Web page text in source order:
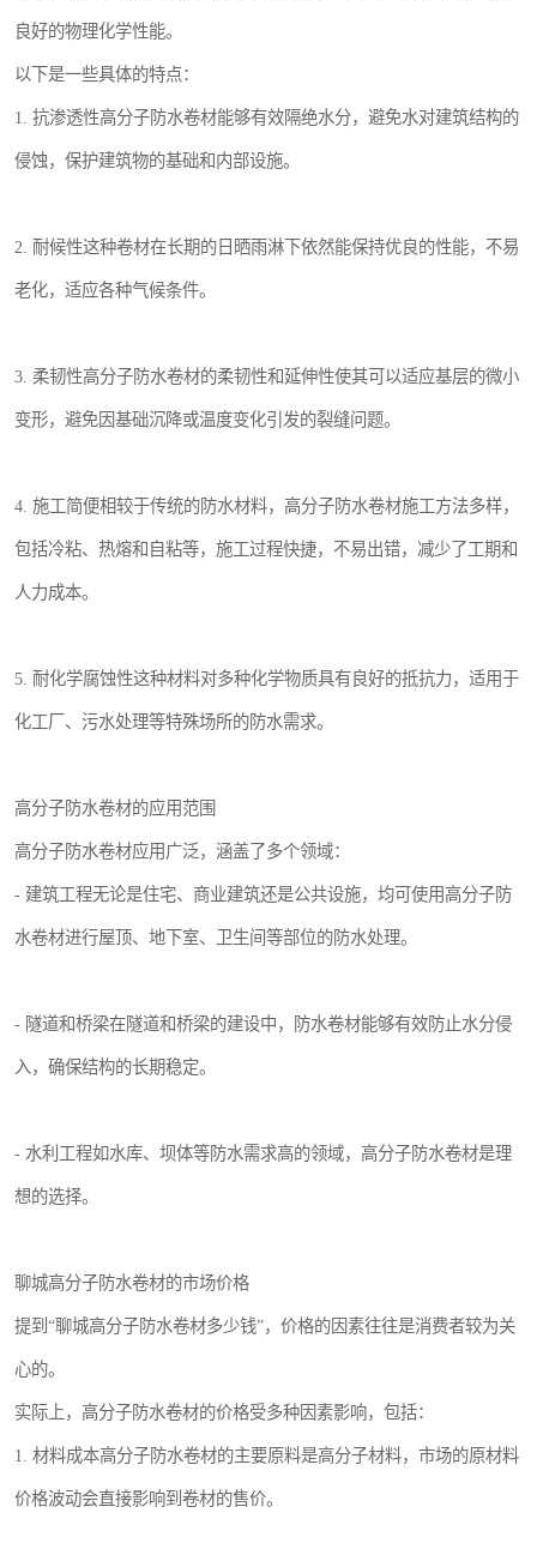
良好的物理化学性能。
以下是一些具体的特点：
1. 抗渗透性高分子防水卷材能够有效隔绝水分，避免水对建筑结构的
侵蚀，保护建筑物的基础和内部设施。
2. 耐候性这种卷材在长期的日晒雨淋下依然能保持优良的性能，不易
老化，适应各种气候条件。
3. 柔韧性高分子防水卷材的柔韧性和延伸性使其可以适应基层的微小
变形，避免因基础沉降或温度变化引发的裂缝问题。
4. 施工简便相较于传统的防水材料，高分子防水卷材施工方法多样，
包括冷粘、热熔和自粘等，施工过程快捷，不易出错，减少了工期和
人力成本。
5. 耐化学腐蚀性这种材料对多种化学物质具有良好的抵抗力，适用于
化工厂、污水处理等特殊场所的防水需求。
高分子防水卷材的应用范围
高分子防水卷材应用广泛，涵盖了多个领域：
- 建筑工程无论是住宅、商业建筑还是公共设施，均可使用高分子防
水卷材进行屋顶、地下室、卫生间等部位的防水处理。
- 隧道和桥梁在隧道和桥梁的建设中，防水卷材能够有效防止水分侵
入，确保结构的长期稳定。
- 水利工程如水库、坝体等防水需求高的领域，高分子防水卷材是理
想的选择。
聊城高分子防水卷材的市场价格
提到“聊城高分子防水卷材多少钱”，价格的因素往往是消费者较为关
心的。
实际上，高分子防水卷材的价格受多种因素影响，包括：
1. 材料成本高分子防水卷材的主要原料是高分子材料，市场的原材料
价格波动会直接影响到卷材的售价。